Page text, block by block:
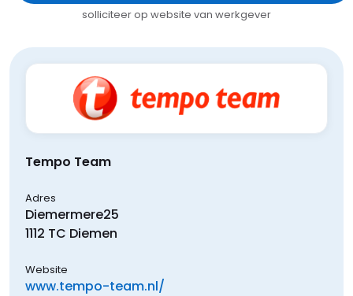
solliciteer op website van werkgever
Tempo Team
Adres
Diemermere25
1112 TC Diemen
Website
www.tempo-team.nl/